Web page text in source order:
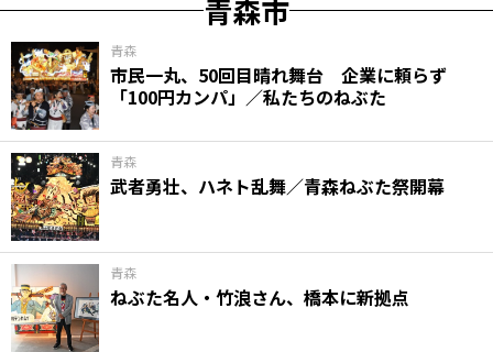
青森市
青森
市民一丸、50回目晴れ舞台 企業に頼らず
「100円カンパ」／私たちのねぶた
青森
武者勇壮、ハネト乱舞／青森ねぶた祭開幕
青森
ねぶた名人・竹浪さん、橋本に新拠点